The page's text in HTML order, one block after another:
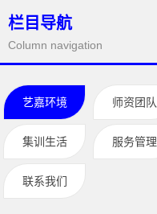
栏目导航
Column navigation
艺嘉环境 师资团队
集训生活 服务管理
联系我们